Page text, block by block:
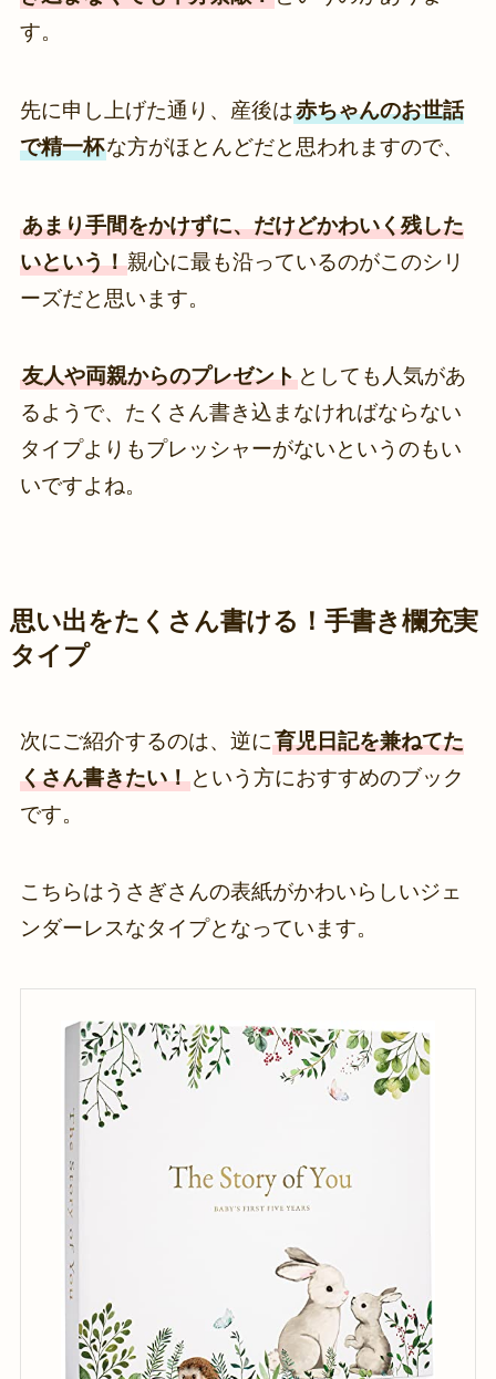
す。
先に申し上げた通り、産後は赤ちゃんのお世話
で精一杯な方がほとんどだと思われますので、
あまり手間をかけずに、だけどかわいく残した
いという！親心に最も沿っているのがこのシリ
ーズだと思います。
友人や両親からのプレゼントとしても人気があ
るようで、たくさん書き込まなければならない
タイプよりもプレッシャーがないというのもい
いですよね。
思い出をたくさん書ける！手書き欄充実
タイプ
次にご紹介するのは、逆に育児日記を兼ねてた
くさん書きたい！という方におすすめのブック
です。
こちらはうさぎさんの表紙がかわいらしいジェ
ンダーレスなタイプとなっています。